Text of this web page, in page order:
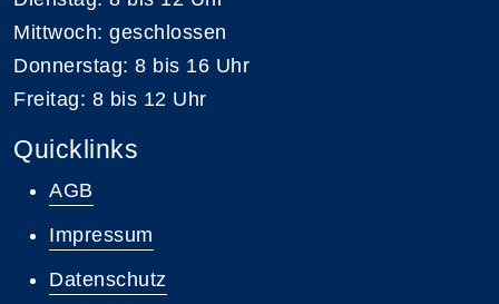
Mittwoch: geschlossen
Donnerstag: 8 bis 16 Uhr
Freitag: 8 bis 12 Uhr
Quicklinks
AGB
Impressum
Datenschutz